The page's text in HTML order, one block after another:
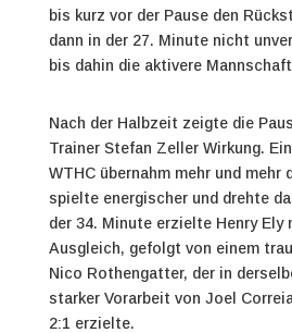
bis kurz vor der Pause den
dann in der 27. Minute nicht
bis dahin die aktivere
Nach der Halbzeit zeigte die
Trainer Stefan Zeller Wirkung.
WTHC übernahm mehr und mehr
spielte energischer und drehte
der 34. Minute erzielte Henry Ely
Ausgleich, gefolgt von einem
Nico Rothengatter, der in
starker Vorarbeit von Joel
2:1 erzielte.